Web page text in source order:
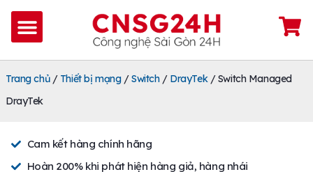
Trang chủ/ Thiết bị mạng/Switch/ DrayTek/ Switch Managed
DrayTek
Cam kết hàng chính hãng
Hoàn 200% khi phát hiện hàng giả, hàng nhái